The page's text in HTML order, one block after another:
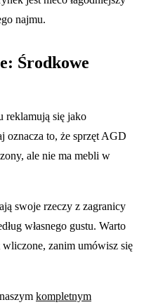
najmu.
Środkowe
reklamują się jako
oznacza to, że sprzęt AGD
ale nie ma mebli w
swoje rzeczy z zagranicy
własnego gustu. Warto
wliczone, zanim umówisz się
kompletnym